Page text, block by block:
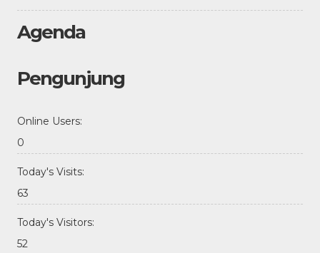
Agenda
Pengunjung
Online Users:
0
Today's Visits:
63
Today's Visitors:
52